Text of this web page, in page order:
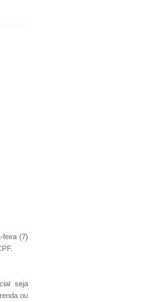
de mais de R$ 1 bilhão
feira (7)
seja
ou